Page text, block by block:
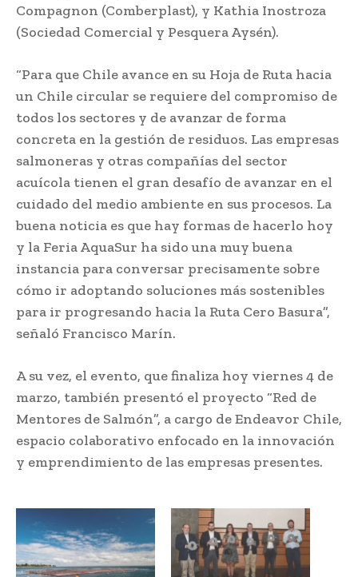
Compagnon (Comberplast), y Kathia Inostroza
(Sociedad Comercial y Pesquera Aysén).
“Para que Chile avance en su Hoja de Ruta hacia
un Chile circular se requiere del compromiso de
todos los sectores y de avanzar de forma
concreta en la gestión de residuos. Las empresas
salmoneras y otras compañías del sector
acuícola tienen el gran desafío de avanzar en el
cuidado del medio ambiente en sus procesos. La
buena noticia es que hay formas de hacerlo hoy
y la Feria AquaSur ha sido una muy buena
instancia para conversar precisamente sobre
cómo ir adoptando soluciones más sostenibles
para ir progresando hacia la Ruta Cero Basura”,
señaló Francisco Marín.
A su vez, el evento, que finaliza hoy viernes 4 de
marzo, también presentó el proyecto “Red de
Mentores de Salmón”, a cargo de Endeavor Chile,
espacio colaborativo enfocado en la innovación
y emprendimiento de las empresas presentes.